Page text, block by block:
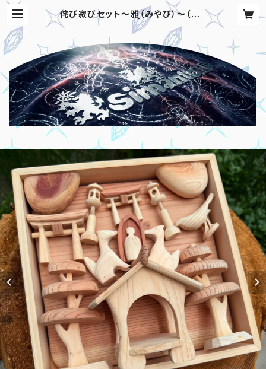
侘び寂びセット〜雅（みやび）〜（横3
0cm高さ30cm） | simanto工房